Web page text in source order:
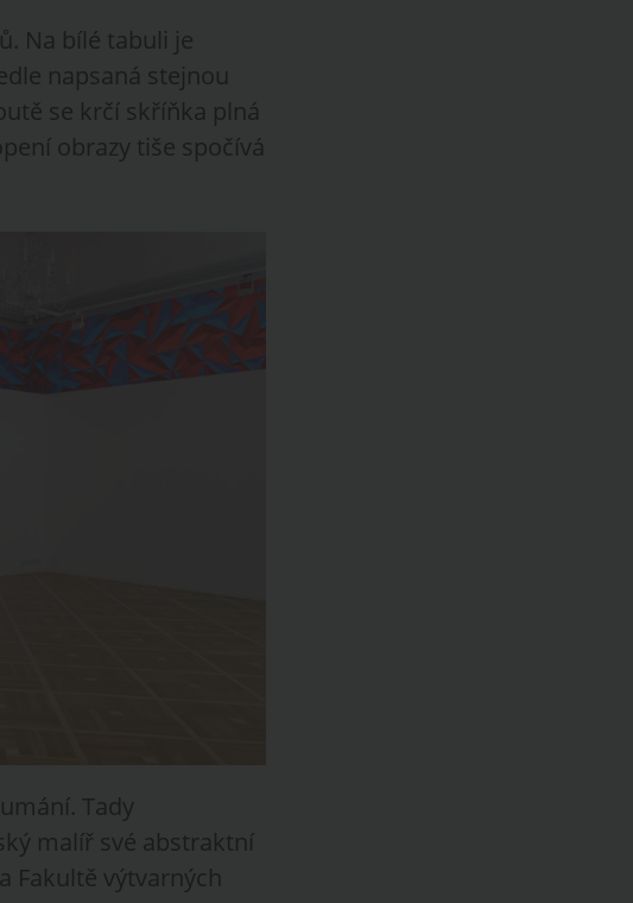
Na bílé tabuli je
napsaná stejnou
se krčí skříňka plná
obrazy tiše spočívá
Tady
malíř své abstraktní
Fakultě výtvarných